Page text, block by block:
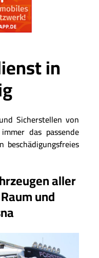
in
Sicherstellen von
das passende
beschädigungsfreies
aller
und